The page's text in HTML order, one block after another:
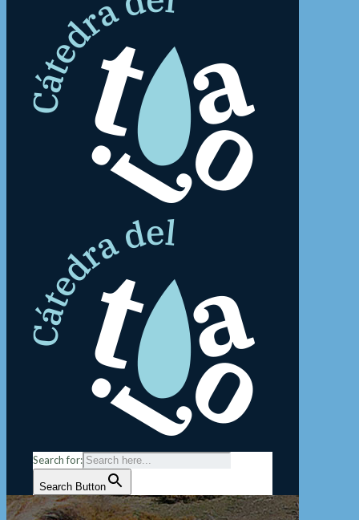
Search for:
Search Button